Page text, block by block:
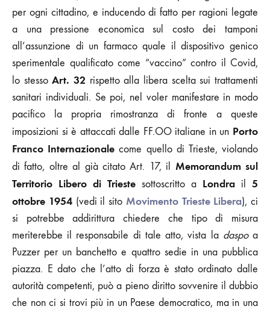
per ogni cittadino, e inducendo di fatto per ragioni legate
a una pressione economica sul costo dei tamponi
all’assunzione di un farmaco quale il dispositivo genico
sperimentale qualificato come “vaccino” contro il Covid,
lo stessoArt. 32 rispetto alla libera scelta sui trattamenti
sanitari individuali. Se poi, nel voler manifestare in modo
pacifico la propria rimostranza di fronte a queste
imposizioni si è attaccati dalle FF.OO italiane in un Porto
Franco Internazionale come quello di Trieste, violando
di fatto, oltre al già citato Art. 17, il Memorandum sul
Territorio Libero di Trieste sottoscritto a Londra il 5
ottobre 1954 (vedi il sito Movimento Trieste Libera), ci
si potrebbe addirittura chiedere che tipo di misura
meriterebbe il responsabile di tale atto, vista la daspoa
Puzzer per un banchetto e quattro sedie in una pubblica
piazza. E dato che l’atto di forza è stato ordinato dalle
autorità competenti, può a pieno diritto sovvenire il dubbio
che non ci si trovi più in un Paese democratico, ma in una